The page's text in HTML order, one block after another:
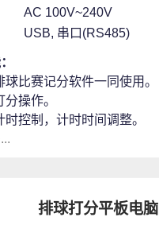
AC 100V~240V
USB, 串口(RS485)
球比赛记分软件一同使用。
分操作。
时控制，计时时间调整。
排球打分平板电脑